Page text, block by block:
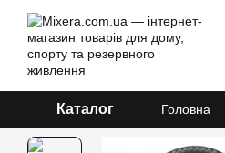
Перейти до основного контенту
Каталог Головна